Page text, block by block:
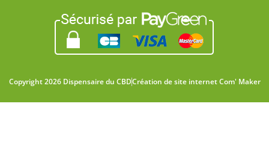
Copyright 2026 Dispensaire du CBDCréation de site internet Com' Maker